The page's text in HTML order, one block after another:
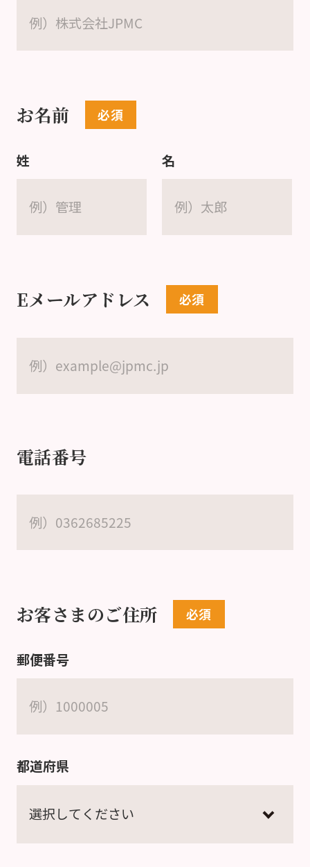
お名前
姓 名
Eメールアドレス
電話番号
お客さまのご住所
郵便番号
都道府県